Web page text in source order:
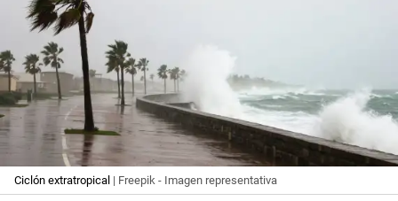
Ciclón extratropical | Freepik - Imagen representativa